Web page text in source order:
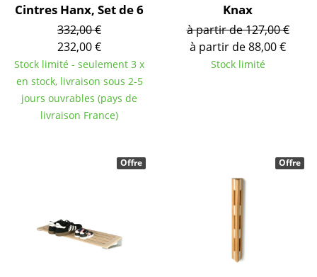
Pièces détachées
... voir tous les sièges
Tables
Tables de repas
Secrétaires & Tables PC
Tables de conférence et Pupitres
Cintres Hanx, Set de 6
332,00 €
232,00 €
Stock limité - seulement 3 x
en stock, livraison sous 2-5
jours ouvrables (pays de
livraison France)
Knax
à partir de 127,00 €
à partir de 88,00 €
Stock limité
Offre Offre